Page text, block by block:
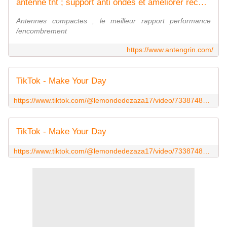
antenne tnt ; support anti ondes et améliorer réception gsm
Antennes compactes , le meilleur rapport performance
/encombrement
https://www.antengrin.com/
TikTok - Make Your Day
TikTok - Make Your Day